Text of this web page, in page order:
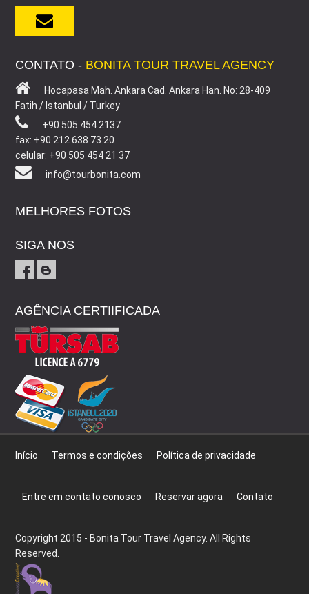
CONTATO - BONITA TOUR TRAVEL AGENCY
Hocapasa Mah. Ankara Cad. Ankara Han. No: 28-409
Fatih / Istanbul / Turkey
+90 505 454 2137
fax: +90 212 638 73 20
celular: +90 505 454 21 37
info@tourbonita.com
MELHORES FOTOS
SIGA NOS
AGÊNCIA CERTIIFICADA
Início Termos e condições Política de privacidade
Entre em contato conosco Reservar agora Contato
Copyright 2015 - Bonita Tour Travel Agency. All Rights
Reserved.